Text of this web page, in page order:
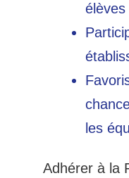
élèves
les
Adhérer à la